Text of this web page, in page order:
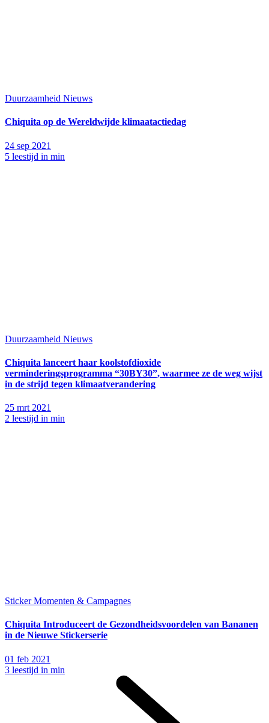
Duurzaamheid Nieuws
Chiquita op de Wereldwijde klimaatactiedag
24 sep 2021
5 leestijd in min
Duurzaamheid Nieuws
Chiquita lanceert haar koolstofdioxide
verminderingsprogramma “30BY30”, waarmee ze de weg wijst
in de strijd tegen klimaatverandering
25 mrt 2021
2 leestijd in min
Sticker Momenten & Campagnes
Chiquita Introduceert de Gezondheidsvoordelen van Bananen
in de Nieuwe Stickerserie
01 feb 2021
3 leestijd in min